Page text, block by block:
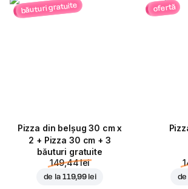
băuturi gratuite
Pizza din belșug 30 cm x
2 + Pizza 30 cm + 3
băuturi gratuite
149,44 lei
de la 119,99 lei
ofertă
de